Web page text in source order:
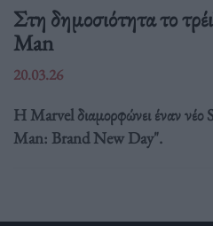
Στη δημοσιότητα το
Man
20.03.26
Η Marvel διαμορφώνει έναν
Man: Brand New Day".